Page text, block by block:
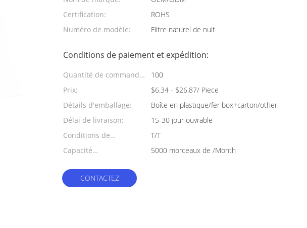
Certification:
ROHS
Numéro de modèle:
Filtre naturel de nuit
Conditions de paiement et expédition:
Quantité de commande
min:
100
Prix:
$6.34 - $26.87/ Piece
Détails d'emballage:
Boîte en plastique/fer box+carton/other
Délai de livraison:
15-30 jour ouvrable
Conditions de
paiement:
T/T
Capacité
5000 morceaux de /Month
CONTACTEZ